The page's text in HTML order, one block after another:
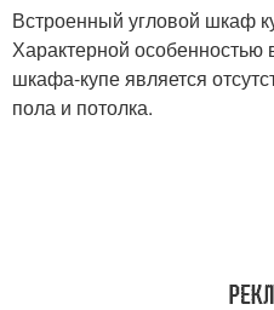
Встроенный угловой шкаф
Характерной особенностью
шкафа-купе является
пола и потолка.